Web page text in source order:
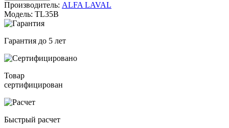
Производитель: ALFA LAVAL
Модель: TL35B
Гарантия до 5 лет
Товар
сертифицирован
Быстрый расчет